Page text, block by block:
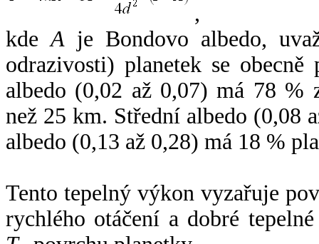
,
kdeA je Bondovo albedo,
odrazivosti) planetek se
albedo (0,02 až 0,07) má 78 %
než 25 km. Střední albedo (0,08
albedo (0,13 až 0,28) má 18 %
Tento tepelný výkon vyzařuje
rychlého otáčení a dobré